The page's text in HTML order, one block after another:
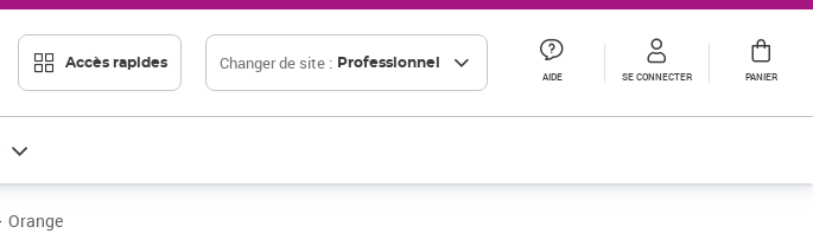
Accès rapides Changer de site : Professionnel
AIDE SE CONNECTER PANIER
Orange